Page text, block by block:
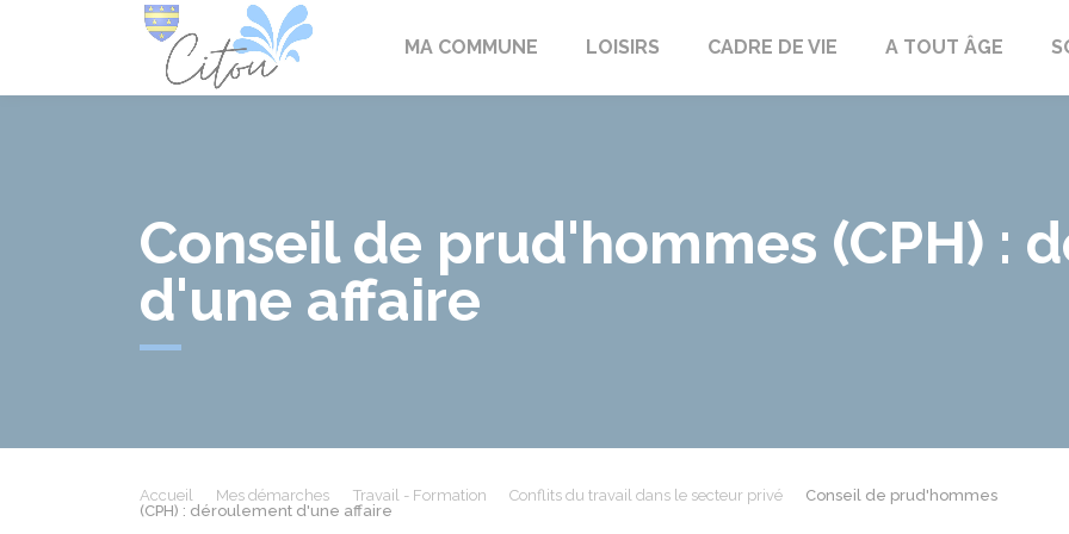
MA COMMUNE LOISIRS CADRE DE VIE A TOUT ÂGE
Conseil de prud'hommes (CPH) :
d'une affaire
Accueil Mes démarches Travail - Formation Conflits du travail dans le secteur privé
Conseil de prud'hommes
(CPH) : déroulement d'une affaire